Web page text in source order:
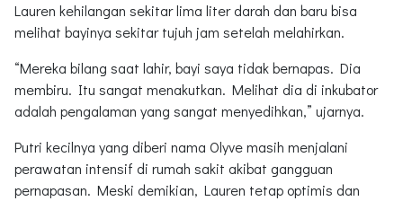
Lauren kehilangan sekitar lima liter darah dan baru bisa
melihat bayinya sekitar tujuh jam setelah melahirkan.
“Mereka bilang saat lahir, bayi saya tidak bernapas. Dia
membiru. Itu sangat menakutkan. Melihat dia di inkubator
adalah pengalaman yang sangat menyedihkan,” ujarnya.
Putri kecilnya yang diberi nama Olyve masih menjalani
perawatan intensif di rumah sakit akibat gangguan
pernapasan. Meski demikian, Lauren tetap optimis dan